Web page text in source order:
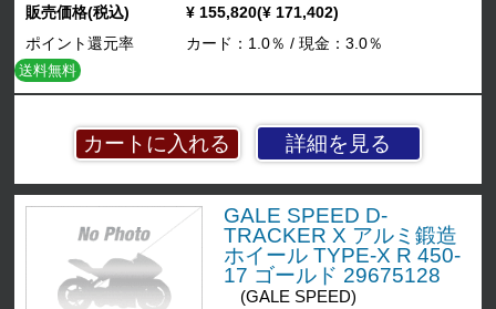
詳細を見る
販売価格(税込)
¥ 155,820(¥ 171,402)
ポイント還元率
カード：1.0％ / 現金：3.0％
送料無料
GALE SPEED D-
TRACKER X アルミ鍛造
ホイール TYPE-X R 450-
17 ゴールド 29675128
(GALE SPEED)